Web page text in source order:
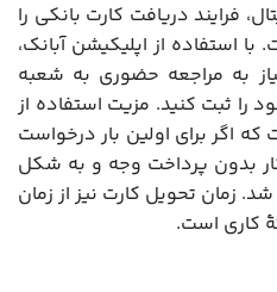
فرایند دریافت کارت بانکی را
استفاده از اپلیکیشن آبانک،
به مراجعه حضوری به شعبه
را ثبت کنید. مزیت استفاده از
اگر برای اولین بار درخواست
بدون پرداخت وجه و به شکل
زمان تحویل کارت نیز از زمان